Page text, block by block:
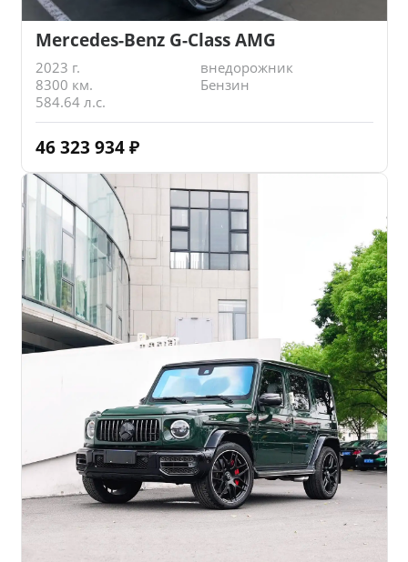
Mercedes-Benz G-Class AMG
2023 г.
внедорожник
8300 км.
Бензин
584.64 л.с.
46 323 934 ₽